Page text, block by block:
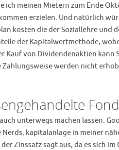
ich meinen Mietern zum Ende
erzielen. Und natürlich
kosten die der Soziallehre
der Kapitalwertmethode,
von Dividendenaktien kann
werden nicht
unterwegs machen lassen.
kapitalanlage in meiner
Zinssatz sagt aus, da es sich